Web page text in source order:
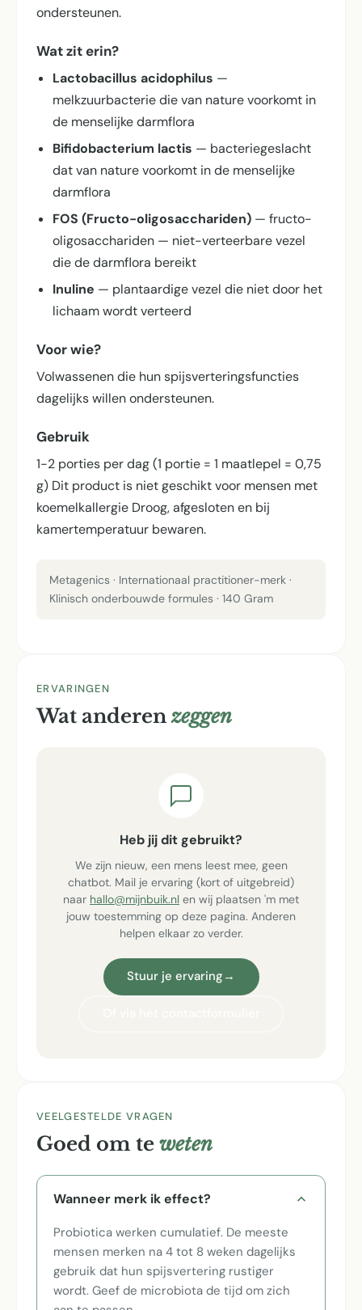
ondersteunen.
Wat zit erin?
Lactobacillus acidophilus —
melkzuurbacterie die van nature voorkomt in
de menselijke darmflora
Bifidobacterium lactis — bacteriegeslacht
dat van nature voorkomt in de menselijke
darmflora
FOS (Fructo-oligosacchariden) — fructo-
oligosacchariden — niet-verteerbare vezel
die de darmflora bereikt
Inuline — plantaardige vezel die niet door het
lichaam wordt verteerd
Voor wie?
Volwassenen die hun spijsverterings­functies
dagelijks willen ondersteunen.
Gebruik
1-2 porties per dag (1 portie = 1 maatlepel = 0,75
g) Dit product is niet geschikt voor mensen met
koemelkallergie Droog, afgesloten en bij
kamertemperatuur bewaren.
Metagenics · Internationaal practitioner-merk ·
Klinisch onderbouwde formules · 140 Gram
ERVARINGEN
Wat anderenzeggen
Heb jij dit gebruikt?
We zijn nieuw, een mens leest mee, geen
chatbot. Mail je ervaring (kort of uitgebreid)
naar hallo@mijnbuik.nl en wij plaatsen 'm met
jouw toestemming op deze pagina. Anderen
helpen elkaar zo verder.
Stuur je ervaring →
VEELGESTELDE VRAGEN
Goed om te weten
Wanneer merk ik effect?
Probiotica werken cumulatief. De meeste
mensen merken na 4 tot 8 weken dagelijks
gebruik dat hun spijsvertering rustiger
wordt. Geef de microbiota de tijd om zich